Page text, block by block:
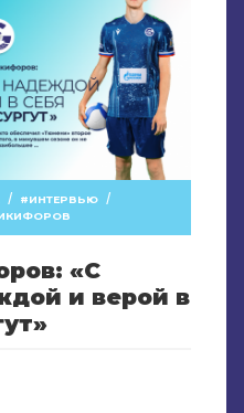
/ ИНТЕРВЬЮ /
«С
и верой в